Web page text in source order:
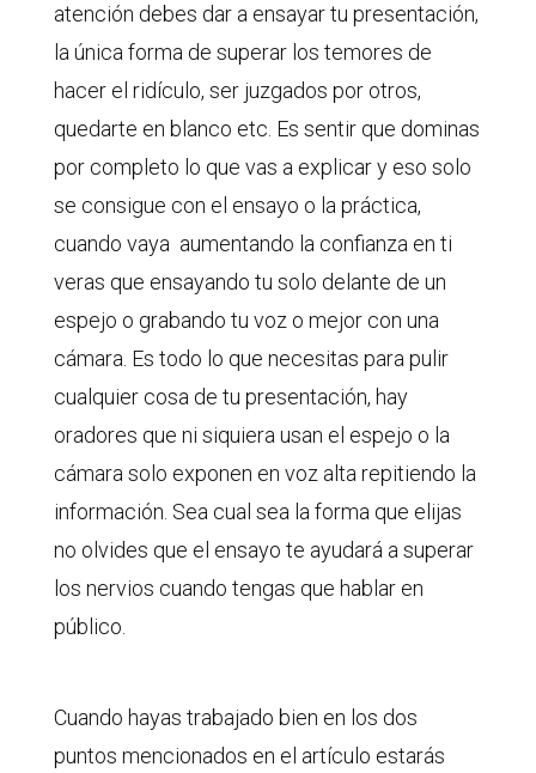
atención debes dar a ensayar tu presentación,
la única forma de superar los temores de
hacer el ridículo, ser juzgados por otros,
quedarte en blanco etc. Es sentir que dominas
por completo lo que vas a explicar y eso solo
se consigue con el ensayo o la práctica,
cuando vaya aumentando la confianza en ti
veras que ensayando tu solo delante de un
espejo o grabando tu voz o mejor con una
cámara. Es todo lo que necesitas para pulir
cualquier cosa de tu presentación, hay
oradores que ni siquiera usan el espejo o la
cámara solo exponen en voz alta repitiendo la
información. Sea cual sea la forma que elijas
no olvides que el ensayo te ayudará a superar
los nervios cuando tengas que hablar en
público.
Cuando hayas trabajado bien en los dos
puntos mencionados en el artículo estarás